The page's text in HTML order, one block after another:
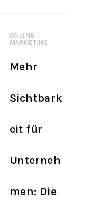
ONLINE
MARKETING
Mehr
Sichtbark
eit für
Unterneh
men: Die